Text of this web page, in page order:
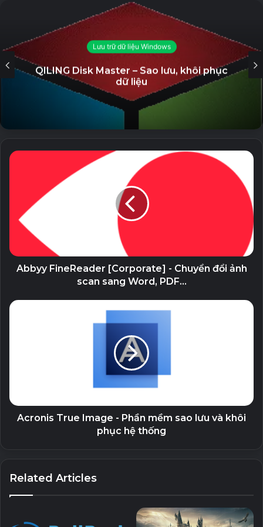
5 September, 2023
Eltima USB Network Gate Unlocked –
Phần mềm hỗ trợ chia sẻ kết nối USB
qua Internet
23 August, 2023
Ngoài ra,ACDSee Ultimate full active key
còn có khả
cụ giúp hệ thống hóa một cách mạnh mẽ như thư mục và
danh mục tùy chỉnh, đánh dấu trực quan, chỉnh sửa nhanh
và hỗ trợ quản lý màu cho cấu hình ICC và ICM.
Nó có đủ khả năng đáp ứng mọi nhu cầu của người làm
trong ngành nghề liên quan tới hình ảnh cũng như giúp
mọi người đơn giản hóa quá trình xử lý hình ảnh kỹ thuật số
hơn.
Những tính năng nổi bật của
ACDSee Photo Studio 2022
Hỗ trợ định dạng RAW nâng cao cho các dòng máy
ảnh kỹ thuật số như Nikon, Canon, Konica, Olympus,
ảnh với các công cụ điều chỉnh cân bằng trắng,
khuyết tật, độ sắc nét và nhiễu.
nhanh chóng và lựa chọn ảnh mong muốn.
ACDSee Ultimate full crack hỗ trợ tích hợp DNG định
Lưu trữ dữ liệu Windows
QILING Disk Master – Sao lưu, khôi phục
dữ liệu
Abbyy FineReader [Corporate] - Chuyển đổi ảnh
scan sang Word, PDF...
Acronis True Image - Phần mềm sao lưu và khôi
phục hệ thống
Related Articles